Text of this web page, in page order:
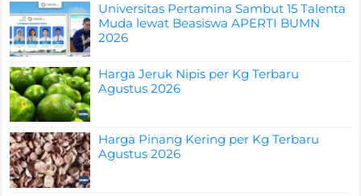
Universitas Pertamina Sambut 15 Talenta
Muda lewat Beasiswa APERTI BUMN
2026
Harga Jeruk Nipis per Kg Terbaru
Agustus 2026
Harga Pinang Kering per Kg Terbaru
Agustus 2026